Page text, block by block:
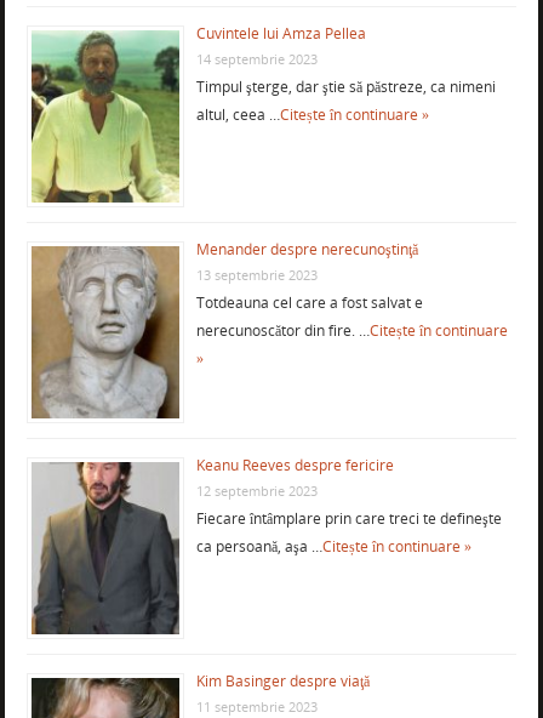
Cuvintele lui Amza Pellea
14 septembrie 2023
Timpul şterge, dar ştie să păstreze, ca nimeni
altul, ceea …Citește în continuare »
Menander despre nerecunoştinţă
13 septembrie 2023
Totdeauna cel care a fost salvat e
nerecunoscător din fire. …Citește în continuare
»
Keanu Reeves despre fericire
12 septembrie 2023
Fiecare întâmplare prin care treci te defineşte
ca persoană, aşa …Citește în continuare »
Kim Basinger despre viaţă
11 septembrie 2023